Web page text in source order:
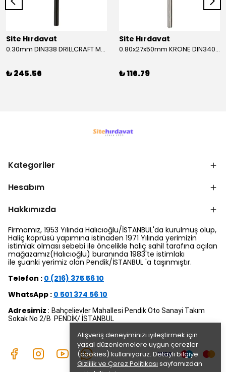
Alışveriş deneyiminizi iyileştirmek için
yasal düzenlemelere uygun çerezler
(cookies) kullanıyoruz. Detaylı bilgiye
Gizlilik ve Çerez Politikası sayfamızdan
Site Hırdavat
0.30mm DIN338 DRILLCRAFT MATKAP UCU HSS 10 Adet
₺ 245.56
Site Hırdavat
0.80x27x50mm KRONE DIN340 UZUN MATKAP UCU HSS 10 Adet
₺ 116.79
Kategoriler
Hesabım
Hakkımızda
Firmamız, 1953 Yılında Halıcıoğlu/İSTANBUL'da kurulmuş olup,
Haliç köprüsü yapımına istinaden 1971 Yılında yerimizin
istimlak olması sebebi ile öncelikle haliç sahil tarafına açılan
mağazamız(Halıcıoğlu) buranında 1983'te istimlakı
ile şuanki yerimiz olan Pendik/İSTANBUL 'a taşınmıştır.
Telefon : 0 (216) 375 56 10
WhatsApp : 0 501 374 56 10
Adresimiz : Bahçelievler Mahallesi Pendik Oto Sanayi Takım
Sokak No 2/B PENDİK/ İSTANBUL